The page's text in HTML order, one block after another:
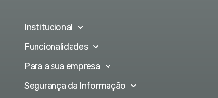
Institucional
Funcionalidades
Para a sua empresa
Segurança da Informação